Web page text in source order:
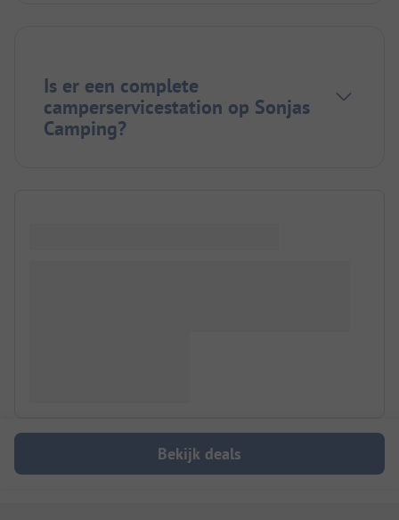
Is er een complete
camperservicestation op Sonjas
Camping?
Bekijk deals